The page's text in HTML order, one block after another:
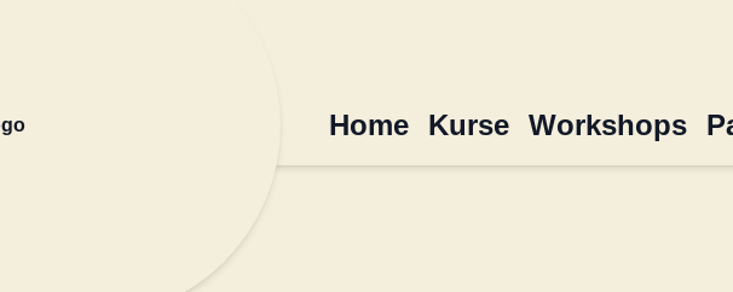
Home Kurse Workshops